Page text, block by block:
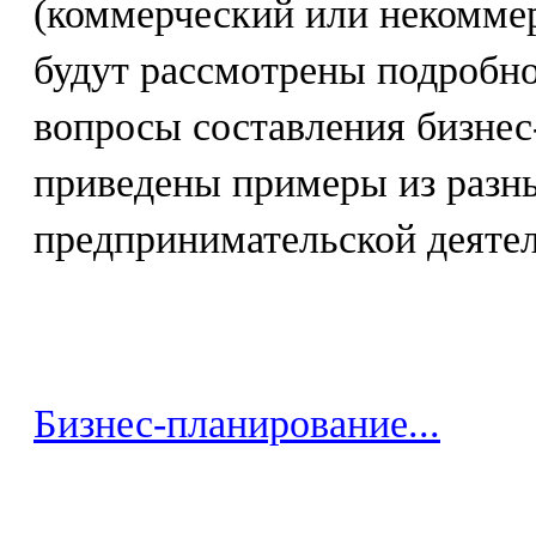
(коммерческий или
будут рассмотрены
вопросы составления
приведены примеры из
предпринимательской
Бизнес-планирование...